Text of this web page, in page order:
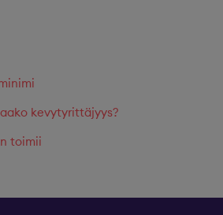
kevytyrittäjyys?
toimii